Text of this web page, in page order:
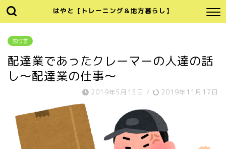
はやと【トレーニング＆地方暮らし】
独り言
配達業であったクレーマーの人達の話
し～配達業の仕事～
2019年5月15日 / 2019年11月17日